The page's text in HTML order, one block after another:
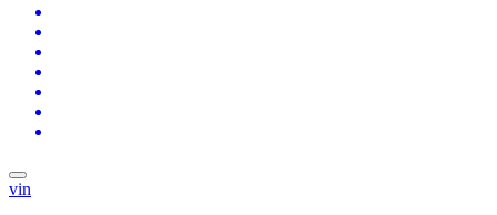
vin